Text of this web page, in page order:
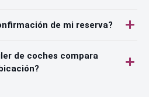
de mi reserva?
de coches compara